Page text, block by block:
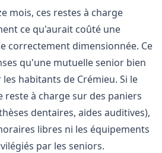
mois, ces restes à charge
ce qu'aurait coûté une
correctement dimensionnée. Ce
qu'une mutuelle senior bien
habitants de Crémieu. Si le
reste à charge sur des paniers
dentaires, aides auditives),
libres ni les équipements
par les seniors.